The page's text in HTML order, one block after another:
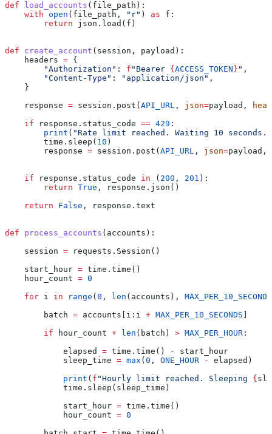
def load_accounts ( file_path ):
    with
open (file_path, "r" ) as f:
        return
json.load(f)
def create_account ( session , payload ):
    headers
= {
        "Authorization"
: f "Bearer { ACCESS_TOKEN } " ,
        "Content-Type"
: "application/json" ,
    }
    response
= session.post( API_URL , json=payload,
    if
response.status_code == 429 :
        print
( "Rate limit reached. Waiting 10
        time.sleep(
10 )
        response
= session.post( API_URL , json=payload,
    if
response.status_code in ( 200 , 201 ):
        return
True , response.json()
    return
False , response.text
def process_accounts ( accounts ):
    session
= requests.Session()
    start_hour
= time.time()
    hour_count
= 0
    for
i in range ( 0 , len (accounts), MAX_PER_10_SECONDS
        batch
= accounts[i:i + MAX_PER_10_SECONDS
        if
hour_count + len (batch) > MAX_PER_HOUR :
            elapsed
= time.time() -
start_hour
            sleep_time
= max ( 0 , ONE_HOUR -
elapsed)
            print
( f "Hourly limit reached. Sleeping {
            time.sleep(sleep_time)
            start_hour
= time.time()
            hour_count
= 0